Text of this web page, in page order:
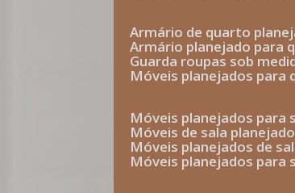
armário de quarto
armário planejado para
guarda roupas sob
móveis planejados
móveis planejados para
móveis de sala planejado
móveis planejados de
móveis planejados